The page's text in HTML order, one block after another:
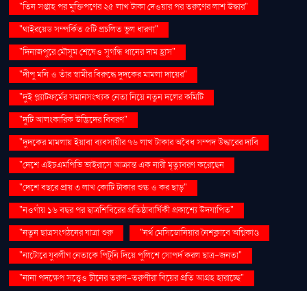
"তিন সপ্তাহ পর মুক্তিপণের ২৫ লাখ টাকা দেওয়ার পর তরুণের লাশ উদ্ধার"
"থাইরয়েড সম্পর্কিত ৫টি প্রচলিত ভুল ধারণা"
"দিনাজপুরে মৌসুম শেষেও সুগন্ধি ধানের দাম হ্রাস"
"দীপু মনি ও তাঁর স্বামীর বিরুদ্ধে দুদকের মামলা দায়ের"
"দুই প্ল্যাটফর্মের সমানসংখ্যক নেতা নিয়ে নতুন দলের কমিটি
"দুটি আলংকারিক উদ্ভিদের বিবরণ"
"দুদকের মামলায় ইয়াবা ব্যবসায়ীর ৭৬ লাখ টাকার অবৈধ সম্পদ উদ্ধারের দাবি
"দেশে এইচএমপিভি ভাইরাসে আক্রান্ত এক নারী মৃত্যুবরণ করেছেন
"দেশে বছরে প্রায় ৩ লাখ কোটি টাকার শুল্ক ও কর ছাড়"
"নওগাঁয় ১৬ বছর পর ছাত্রশিবিরের প্রতিষ্ঠাবার্ষিকী প্রকাশ্যে উদযাপিত"
"নতুন ছাত্রসংগঠনের যাত্রা শুরু
"নর্থ মেসিডোনিয়ার নৈশক্লাবে অগ্নিকাণ্ড
"নাটোরে যুবলীগ নেতাকে পিটুনি দিয়ে পুলিশে সোপর্দ করল ছাত্র-জনতা"
"নানা পদক্ষেপ সত্ত্বেও চীনের তরুণ-তরুণীরা বিয়ের প্রতি আগ্রহ হারাচ্ছে"